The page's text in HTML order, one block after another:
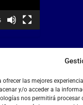
ofrecer las mejores
y/o acceder a la
nos permitirá